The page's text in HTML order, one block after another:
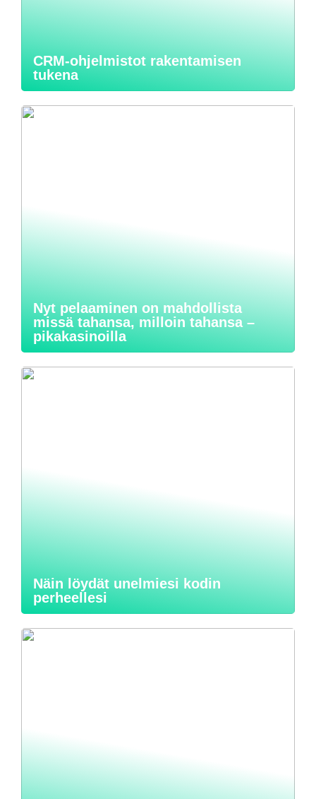
CRM-ohjelmistot rakentamisen
tukena
Nyt pelaaminen on mahdollista
missä tahansa, milloin tahansa –
pikakasinoilla
Näin löydät unelmiesi kodin
perheellesi